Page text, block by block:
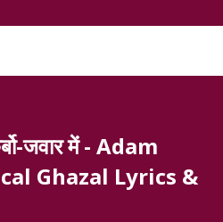
जवार में - Adam
Ghazal Lyrics &